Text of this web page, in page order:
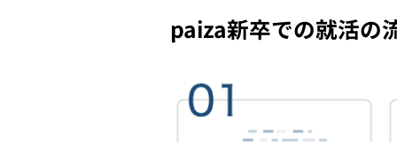
paiza新卒での就活の